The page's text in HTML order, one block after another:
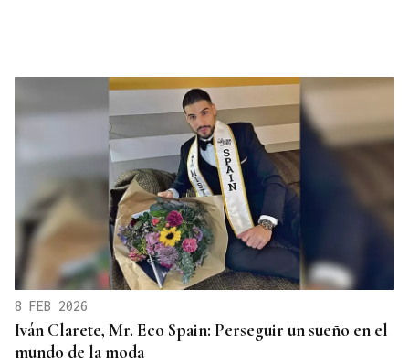
8 FEB 2026
Iván Clarete, Mr. Eco Spain: Perseguir un sueño en el
mundo de la moda